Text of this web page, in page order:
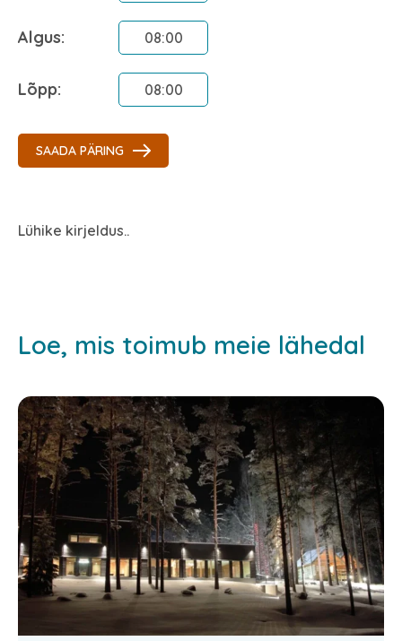
Algus:
Lõpp:
SAADA PÄRING
Lühike kirjeldus..
Loe, mis toimub meie lähedal